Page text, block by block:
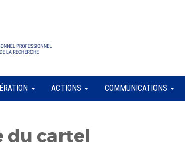
ACTIONS COMMUNICATIONS
du cartel